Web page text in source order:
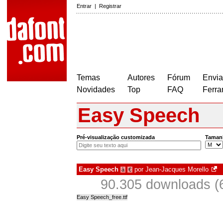
Entrar | Registrar
Temas
Novidades
Autores
Top
Fórum
FAQ
Easy Speech
Pré-visualização customizada
Easy Speech à € por Jean-Jacques Morello
90.305 downloads
Easy Speech_free.ttf